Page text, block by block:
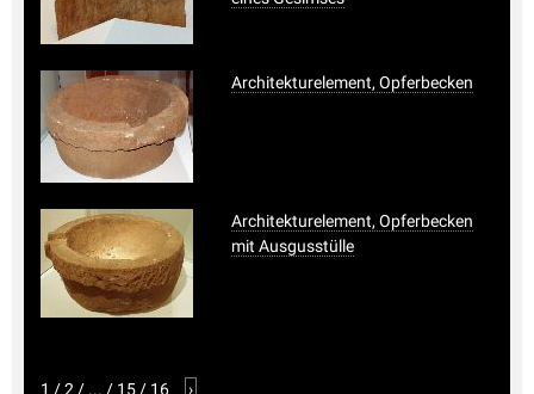
Architekturelement, Opferbecken
Architekturelement, Opferbecken
mit Ausgusstülle
1 /2 / ... / 15 / 16 ›